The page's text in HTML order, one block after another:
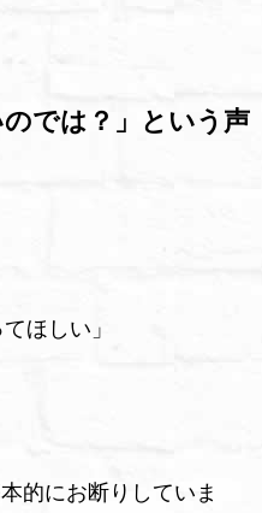
のでは？」という声
ほしい」
的にお断りしていま